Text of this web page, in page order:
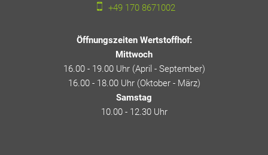
+49 170 8671002
Öffnungszeiten Wertstoffhof:
Mittwoch
16.00 - 19.00 Uhr (April - September)
16.00 - 18.00 Uhr (Oktober - März)
Samstag
10.00 - 12.30 Uhr